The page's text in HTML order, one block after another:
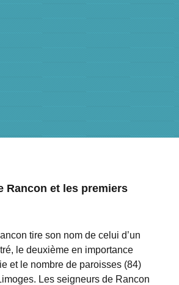
Rancon et les premiers
tire son nom de celui d’un
le deuxième en importance
et le nombre de paroisses (84)
Les seigneurs de Rancon